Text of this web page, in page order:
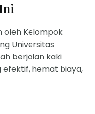
oleh Kelompok
Universitas
berjalan kaki
efektif, hemat biaya,